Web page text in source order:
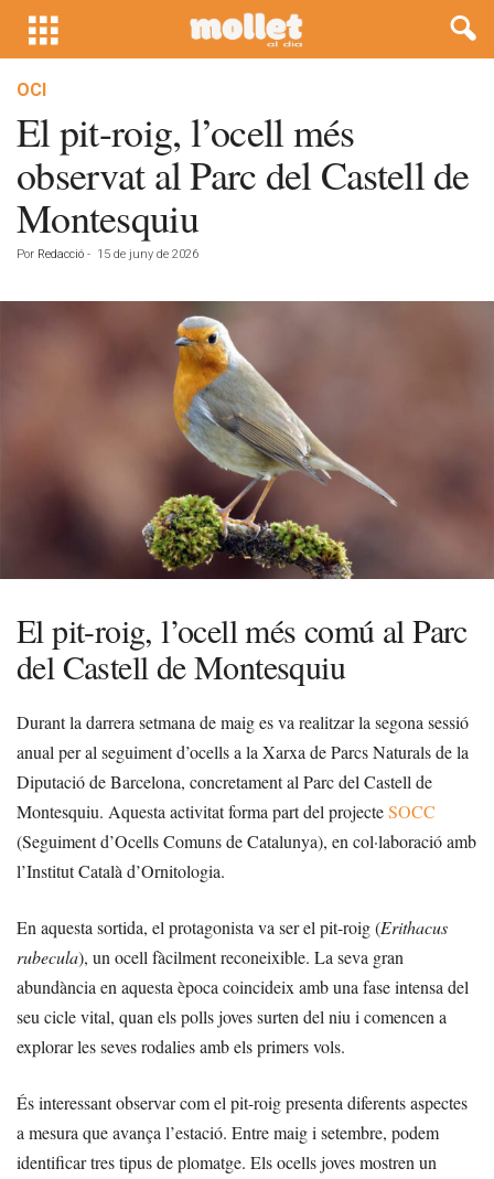
OCI
El pit-roig, l’ocell més
observat al Parc del Castell de
Montesquiu
Por Redacció - 15 de juny de 2026
El pit-roig, l’ocell més comú al Parc
del Castell de Montesquiu
Durant la darrera setmana de maig es va realitzar la segona sessió
anual per al seguiment d’ocells a la Xarxa de Parcs Naturals de la
Diputació de Barcelona, concretament al Parc del Castell de
Montesquiu. Aquesta activitat forma part del projecteSOCC
(Seguiment d’Ocells Comuns de Catalunya), en col·laboració amb
l’Institut Català d’Ornitologia.
En aquesta sortida, el protagonista va ser el pit-roig (Erithacus
rubecula), un ocell fàcilment reconeixible. La seva gran
abundància en aquesta època coincideix amb una fase intensa del
seu cicle vital, quan els polls joves surten del niu i comencen a
explorar les seves rodalies amb els primers vols.
És interessant observar com el pit-roig presenta diferents aspectes
a mesura que avança l’estació. Entre maig i setembre, podem
identificar tres tipus de plomatge. Els ocells joves mostren un